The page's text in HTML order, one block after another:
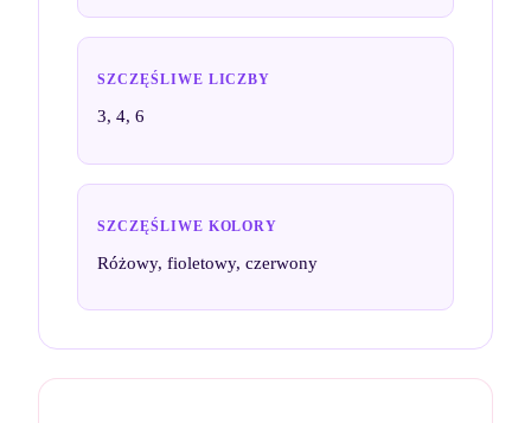
SZCZĘŚLIWE LICZBY
3, 4, 6
SZCZĘŚLIWE KOLORY
Różowy, fioletowy, czerwony